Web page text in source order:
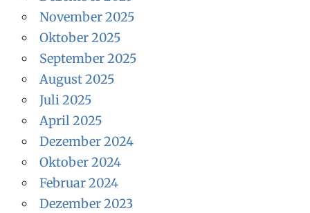
November 2025
Oktober 2025
September 2025
August 2025
Juli 2025
April 2025
Dezember 2024
Oktober 2024
Februar 2024
Dezember 2023